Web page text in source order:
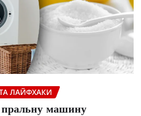
ЛАЙФХАКИ
машину